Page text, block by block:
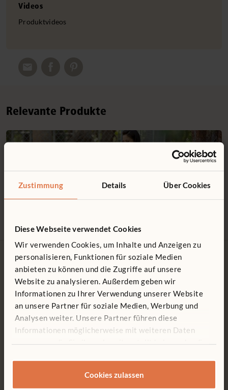
Zustimmung Details Über Cookies
Diese Webseite verwendet Cookies
Wir verwenden Cookies, um Inhalte und Anzeigen zu
personalisieren, Funktionen für soziale Medien
anbieten zu können und die Zugriffe auf unsere
Website zu analysieren. Außerdem geben wir
Informationen zu Ihrer Verwendung unserer Website
an unsere Partner für soziale Medien, Werbung und
Analysen weiter. Unsere Partner führen diese
Informationen möglicherweise mit weiteren Daten
zusammen, die Sie ihnen bereitgestellt haben oder die
Cookies zulassen
Videos
Produktvideos
Relevante Produkte
draußen stöbern
Kostenlose Lieferung
Kostenlose Lieferung innerhalb
Werkzeuglose Montage
Kundenfreundliche
Montage einfach und